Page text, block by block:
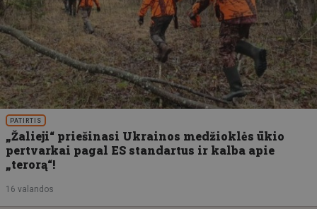
PATIRTIS
„Žalieji“ priešinasi Ukrainos medžioklės ūkio
pertvarkai pagal ES standartus ir kalba apie
„terorą“!
16 valandos